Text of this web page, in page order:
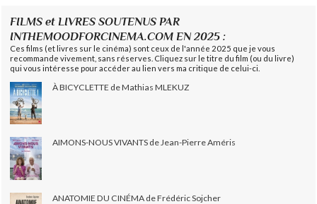
FILMS et LIVRES SOUTENUS PAR
INTHEMOODFORCINEMA.COM EN 2025 :
Ces films (et livres sur le cinéma) sont ceux de l'année 2025 que je vous
recommande vivement, sans réserves. Cliquez sur le titre du film (ou du livre)
qui vous intéresse pour accéder au lien vers ma critique de celui-ci.
À BICYCLETTE de Mathias MLEKUZ
AIMONS-NOUS VIVANTS de Jean-Pierre Améris
ANATOMIE DU CINÉMA de Frédéric Sojcher